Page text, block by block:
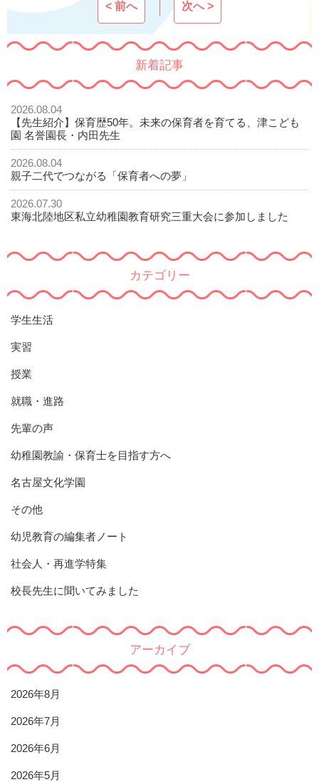
< 前へ 次へ >
新着記事
2026.08.04
【先生紹介】保育歴50年。未来の保育者を育てる、津こども
園 名誉園長・内田先生
2026.08.04
親子二代でつながる「保育者への夢」
2026.07.30
東海北陸地区私立幼稚園教育研究三重大会に参加しました
カテゴリー
学生生活
実習
授業
就職・進路
先輩の声
幼稚園教諭・保育士を目指す方へ
名古屋文化学園
その他
幼児教育の編集者ノート
社会人・再進学特集
校長先生に聞いてみました
アーカイブ
2026年8月
2026年7月
2026年6月
2026年5月